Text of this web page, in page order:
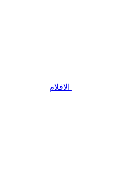
الافلام